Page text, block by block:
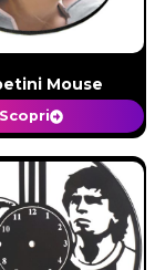
Mouse
Scopri